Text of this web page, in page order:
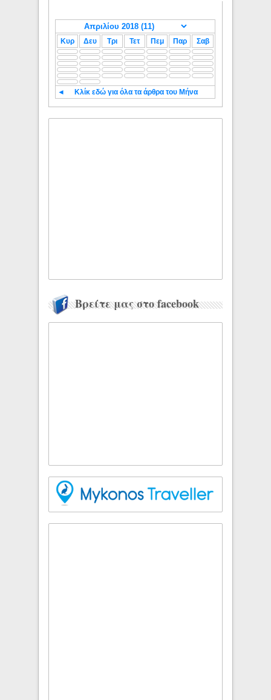
Κυρ Δευ Τρι Τετ Πεμ Παρ Σαβ
◄ Κλίκ εδώ για όλα τα άρθρα του Μήνα
Βρείτε μας στο facebook